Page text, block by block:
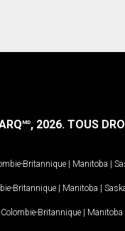
MD, 2026. TOUS
Britannique Manitoba
Britannique Manitoba
Colombie-Britannique Manitoba